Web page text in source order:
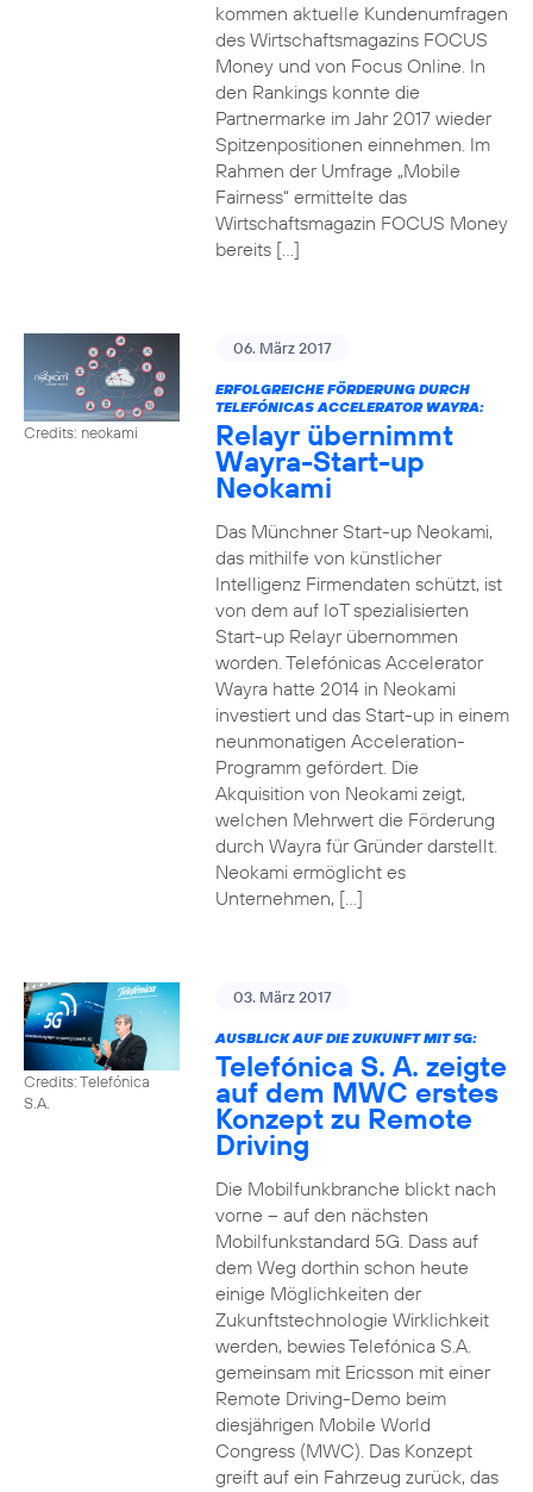
kommen aktuelle Kundenumfragen
des Wirtschaftsmagazins FOCUS
Money und von Focus Online. In
den Rankings konnte die
Partnermarke im Jahr 2017 wieder
Spitzenpositionen einnehmen. Im
Rahmen der Umfrage „Mobile
Fairness“ ermittelte das
Wirtschaftsmagazin FOCUS Money
bereits […]
Credits: neokami
06. März 2017
ERFOLGREICHE FÖRDERUNG DURCH
TELEFÓNICAS ACCELERATOR WAYRA:
Relayr übernimmt
Wayra-Start-up
Neokami
Das Münchner Start-up Neokami,
das mithilfe von künstlicher
Intelligenz Firmendaten schützt, ist
von dem auf IoT spezialisierten
Start-up Relayr übernommen
worden. Telefónicas Accelerator
Wayra hatte 2014 in Neokami
investiert und das Start-up in einem
neunmonatigen Acceleration-
Programm gefördert. Die
Akquisition von Neokami zeigt,
welchen Mehrwert die Förderung
durch Wayra für Gründer darstellt.
Neokami ermöglicht es
Unternehmen, […]
Credits: Telefónica
S.A.
03. März 2017
AUSBLICK AUF DIE ZUKUNFT MIT 5G:
Telefónica S. A. zeigte
auf dem MWC erstes
Konzept zu Remote
Driving
Die Mobilfunkbranche blickt nach
vorne – auf den nächsten
Mobilfunkstandard 5G. Dass auf
dem Weg dorthin schon heute
einige Möglichkeiten der
Zukunftstechnologie Wirklichkeit
werden, bewies Telefónica S.A.
gemeinsam mit Ericsson mit einer
Remote Driving-Demo beim
diesjährigen Mobile World
Congress (MWC). Das Konzept
greift auf ein Fahrzeug zurück, das